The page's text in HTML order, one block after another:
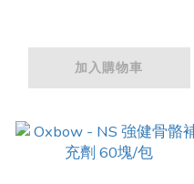
加入購物車